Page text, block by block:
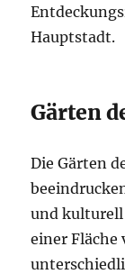
Hauptstadt.
Gärten
Die Gärten
und kulturell
einer Fläche